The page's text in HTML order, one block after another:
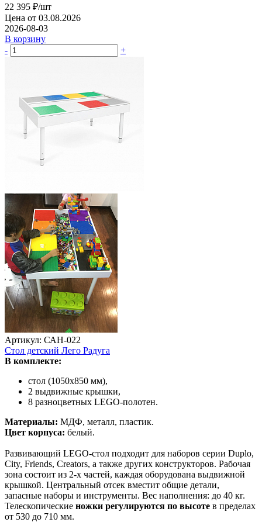
22 395 ₽/шт
Цена от 03.08.2026
2026-08-03
В корзину
-
+
Артикул: САН-022
Стол детский Лего Радуга
В комплекте:
стол (1050х850 мм),
2 выдвижные крышки,
8 разноцветных LEGO-полотен.
Материалы: МДФ, металл, пластик.
Цвет корпуса: белый.
Развивающий LEGO-стол подходит для наборов серии Duplo,
City, Friends, Creators, а также других конструкторов. Рабочая
зона состоит из 2-х частей, каждая оборудована выдвижной
крышкой. Центральный отсек вместит общие детали,
запасные наборы и инструменты. Вес наполнения: до 40 кг.
Телескопические ножки регулируются по высоте в пределах
от 530 до 710 мм.